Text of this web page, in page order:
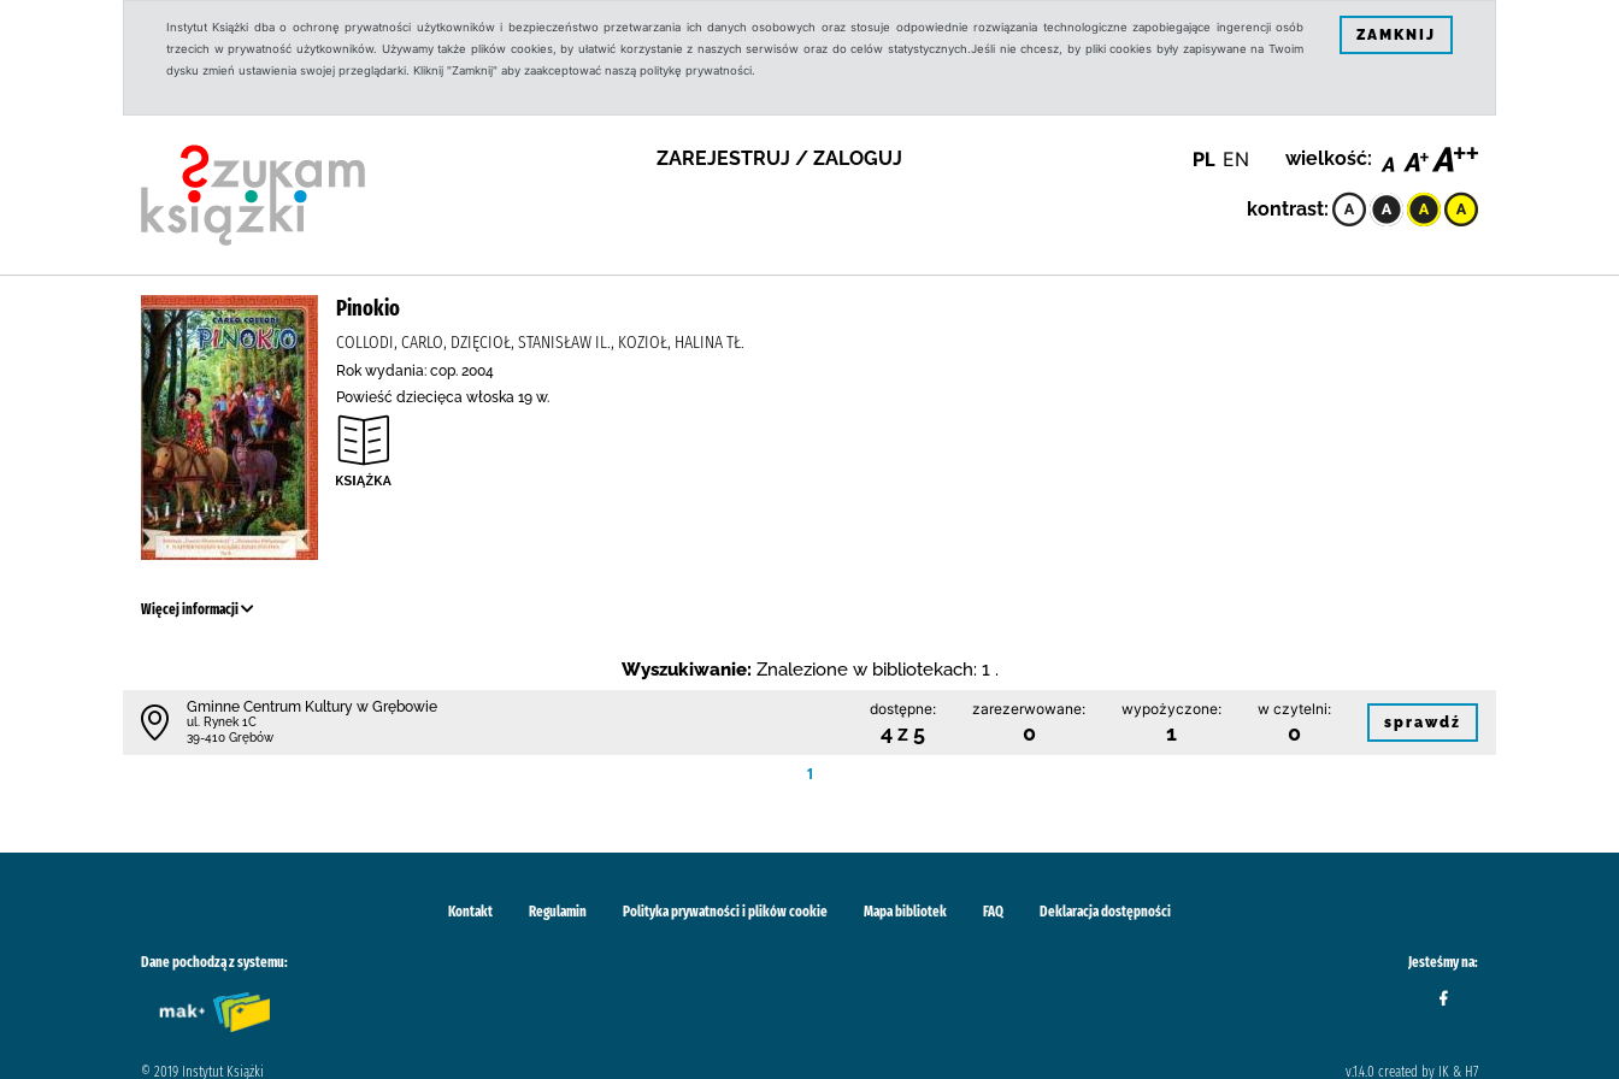
Instytut Książki dba o ochronę prywatności użytkowników i bezpieczeństwo przetwarzania ich danych osobowych oraz stosuje odpowiednie rozwiązania technologiczne zapobiegające ingerencji osób
trzecich w prywatność użytkowników. Używamy także plików cookies, by ułatwić korzystanie z naszych serwisów oraz do celów statystycznych.Jeśli nie chcesz, by pliki cookies były zapisywane na Twoim
dysku zmień ustawienia swojej przeglądarki. Kliknij "Zamknij" aby zaakceptować naszą politykę prywatności.
ZAMKNIJ
ZAREJESTRUJ / ZALOGUJ PL EN wielkość:
kontrast:
Pinokio
COLLODI, CARLO, DZIĘCIOŁ, STANISŁAW IL., KOZIOŁ, HALINA TŁ.
Rok wydania: cop. 2004
Powieść dziecięca włoska 19 w.
Więcej informacji
Wyszukiwanie: Znalezione w bibliotekach: 1 .
Gminne Centrum Kultury w Grębowie
ul. Rynek 1C
39-410 Grębów
dostępne:
4 z 5
zarezerwowane:
0
wypożyczone:
1
w czytelni:
0 sprawdź
1
Kontakt Regulamin Polityka prywatności i plików cookie Mapa bibliotek FAQ Deklaracja dostępności
Dane pochodzą z systemu: Jesteśmy na:
© 2019 Instytut Książki v.1.4.0 created by IK & H7